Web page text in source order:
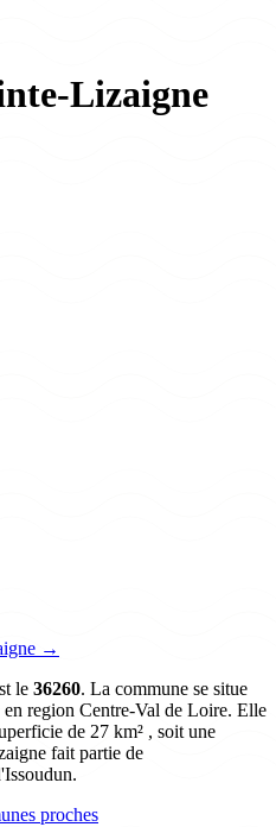
Lizaigne
→
le 36260. La commune se situe
region Centre-Val de Loire. Elle
de 27 km² , soit une
fait partie de
proches